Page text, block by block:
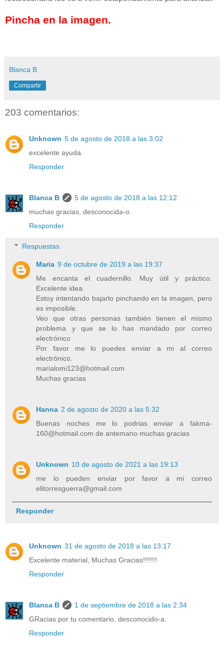
Pincha en la imagen.
Blanca B
Compartir
203 comentarios:
Unknown 5 de agosto de 2018 a las 3:02
excelente ayuda.
Responder
Blanca B
5 de agosto de 2018 a las 12:12
muchas gracias, desconocida-o.
Responder
Respuestas
Maria 9 de octubre de 2019 a las 19:37
Me encanta el cuadernillo. Muy útil y práctico.
Excelente idea.
Estoy intentando bajarlo pinchando en la imagen, pero
es imposible.
Veo que otras personas también tienen el mismo
problema y que se lo has mandado por correo
electrónico
Por favor me lo puedes enviar a mi al correo
electrónico.
marialomi123@hotmail.com
Muchas gracias
Hanna 2 de agosto de 2020 a las 5:32
Buenas noches me lo podrias enviar a fakma-
160@hotmail.com de antemano muchas gracias
Unknown 10 de agosto de 2021 a las 19:13
me lo pueden enviar por favor a mi correo
elitorresguerra@gmail.com
Responder
Unknown 31 de agosto de 2018 a las 13:17
Excelente material, Muchas Gracias!!!!!!!
Responder
Blanca B
1 de septiembre de 2018 a las 2:34
GRacias por tu comentario, desconocido-a.
Responder